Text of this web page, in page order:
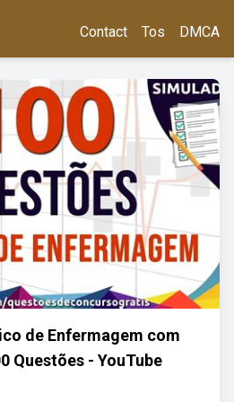
Contact Tos DMCA
de Enfermagem com
Questões - YouTube